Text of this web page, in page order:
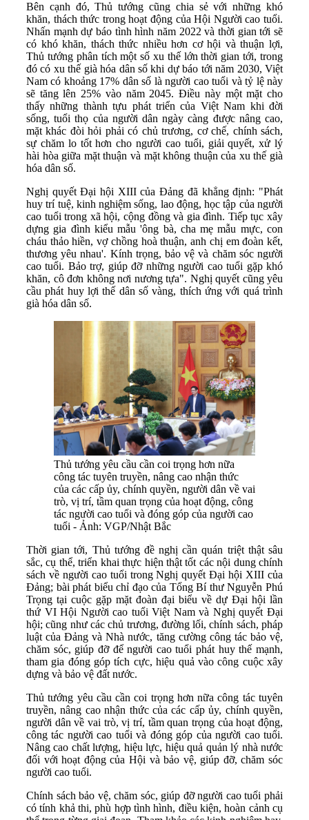
Bên cạnh đó, Thủ tướng cũng chia sẻ với những khó
khăn, thách thức trong hoạt động của Hội Người cao tuổi.
Nhấn mạnh dự báo tình hình năm 2022 và thời gian tới sẽ
có khó khăn, thách thức nhiều hơn cơ hội và thuận lợi,
Thủ tướng phân tích một số xu thế lớn thời gian tới, trong
đó có xu thế già hóa dân số khi dự báo tới năm 2030, Việt
Nam có khoảng 17% dân số là người cao tuổi và tỷ lệ này
sẽ tăng lên 25% vào năm 2045. Điều này một mặt cho
thấy những thành tựu phát triển của Việt Nam khi đời
sống, tuổi thọ của người dân ngày càng được nâng cao,
mặt khác đòi hỏi phải có chủ trương, cơ chế, chính sách,
sự chăm lo tốt hơn cho người cao tuổi, giải quyết, xử lý
hài hòa giữa mặt thuận và mặt không thuận của xu thế già
hóa dân số.
Nghị quyết Đại hội XIII của Đảng đã khẳng định: "Phát
huy trí tuệ, kinh nghiệm sống, lao động, học tập của người
cao tuổi trong xã hội, cộng đồng và gia đình. Tiếp tục xây
dựng gia đình kiểu mẫu 'ông bà, cha mẹ mẫu mực, con
cháu thảo hiền, vợ chồng hoà thuận, anh chị em đoàn kết,
thương yêu nhau'. Kính trọng, bảo vệ và chăm sóc người
cao tuổi. Bảo trợ, giúp đỡ những người cao tuổi gặp khó
khăn, cô đơn không nơi nương tựa". Nghị quyết cũng yêu
cầu phát huy lợi thế dân số vàng, thích ứng với quá trình
già hóa dân số.
Thủ tướng yêu cầu cần coi trọng hơn nữa
công tác tuyên truyền, nâng cao nhận thức
của các cấp ủy, chính quyền, người dân về vai
trò, vị trí, tầm quan trọng của hoạt động, công
tác người cao tuổi và đóng góp của người cao
tuổi - Ảnh: VGP/Nhật Bắc
Thời gian tới, Thủ tướng đề nghị cần quán triệt thật sâu
sắc, cụ thể, triển khai thực hiện thật tốt các nội dung chính
sách về người cao tuổi trong Nghị quyết Đại hội XIII của
Đảng; bài phát biểu chỉ đạo của Tổng Bí thư Nguyễn Phú
Trọng tại cuộc gặp mặt đoàn đại biểu về dự Đại hội lần
thứ VI Hội Người cao tuổi Việt Nam và Nghị quyết Đại
hội; cũng như các chủ trương, đường lối, chính sách, pháp
luật của Đảng và Nhà nước, tăng cường công tác bảo vệ,
chăm sóc, giúp đỡ để người cao tuổi phát huy thế mạnh,
tham gia đóng góp tích cực, hiệu quả vào công cuộc xây
dựng và bảo vệ đất nước.
Thủ tướng yêu cầu cần coi trọng hơn nữa công tác tuyên
truyền, nâng cao nhận thức của các cấp ủy, chính quyền,
người dân về vai trò, vị trí, tầm quan trọng của hoạt động,
công tác người cao tuổi và đóng góp của người cao tuổi.
Nâng cao chất lượng, hiệu lực, hiệu quả quản lý nhà nước
đối với hoạt động của Hội và bảo vệ, giúp đỡ, chăm sóc
người cao tuổi.
Chính sách bảo vệ, chăm sóc, giúp đỡ người cao tuổi phải
có tính khả thi, phù hợp tình hình, điều kiện, hoàn cảnh cụ